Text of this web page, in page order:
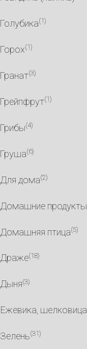
Голубика(1)
Горох(1)
Гранат(3)
Грейпфрут(1)
Грибы(4)
Груша(6)
Для дома(2)
Домашние продукты
Домашняя птица(5)
Драже(18)
Дыня(3)
Ежевика, шелковица
Зелень(31)